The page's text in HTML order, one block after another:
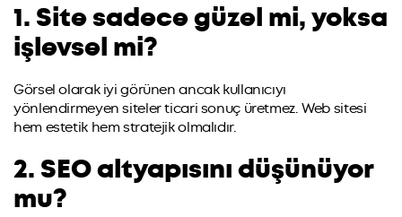
1. Site sadece güzel mi, yoksa
işlevsel mi?
Görsel olarak iyi görünen ancak kullanıcıyı
yönlendirmeyen siteler ticari sonuç üretmez. Web sitesi
hem estetik hem stratejik olmalıdır.
2. SEO altyapısını düşünüyor
mu?